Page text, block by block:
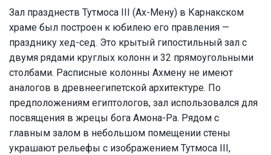
Зал празднеств Тутмоса III (Ах-Мену) в Карнакском
храме был построен к юбилею его правления —
празднику хед-сед. Это крытый гипостильный зал с
двумя рядами круглых колонн и 32 прямоугольными
столбами. Расписные колонны Ахмену не имеют
аналогов в древнеегипетской архитектуре. По
предположениям египтологов, зал использовался для
посвящения в жрецы бога Амона-Ра. Рядом с
главным залом в небольшом помещении стены
украшают рельефы с изображением Тутмоса III,